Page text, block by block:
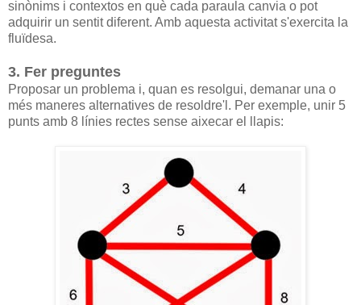
sinònims i contextos en què cada paraula canvia o pot
adquirir un sentit diferent. Amb aquesta activitat s'exercita la
fluïdesa.
3. Fer preguntes
Proposar un problema i, quan es resolgui, demanar una o
més maneres alternatives de resoldre'l. Per exemple, unir 5
punts amb 8 línies rectes sense aixecar el llapis: